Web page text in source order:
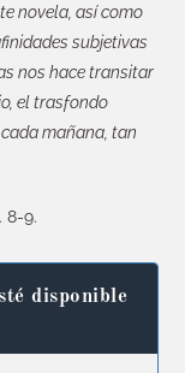
novela, así como
subjetivas
nos hace transitar
el trasfondo
mañana, tan
8-9.
disponible